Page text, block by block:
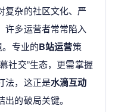
复杂的社区文化、严
许多运营者常常陷入
。专业的B站运营策
社交”生态，更需掌握
法，这正是水滴互动
的破局关键。